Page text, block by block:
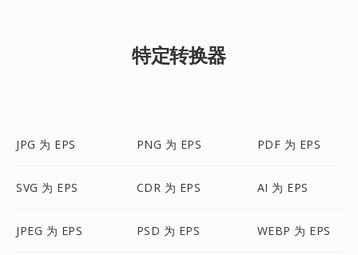
特定转换器
JPG 为 EPS PNG 为 EPS PDF 为 EPS
SVG 为 EPS CDR 为 EPS AI 为 EPS
JPEG 为 EPS PSD 为 EPS WEBP 为 EPS